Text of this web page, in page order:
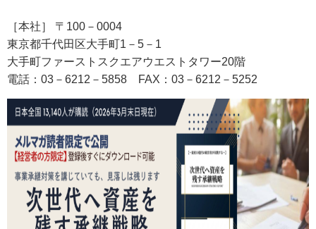
［本社］ 〒100－0004
東京都千代田区大手町1－5－1
大手町ファーストスクエアウエストタワー20階
電話：03－6212－5858
FAX ：03－6212－5252